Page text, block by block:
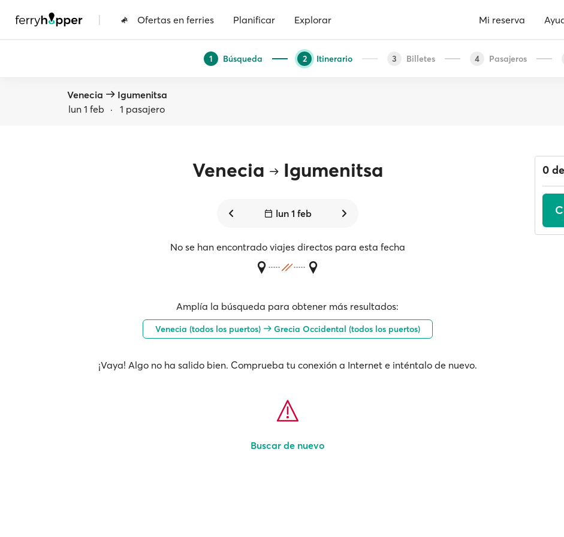
| Ofertas en ferries Planificar Explorar Mi reserva
1 Búsqueda 2 Itinerario 3 Billetes 4 Pasajeros
Venecia
Igumenitsa
lun 1 feb · 1 pasajero
Venecia Igumenitsa
lun 1 feb
No se han encontrado viajes directos para esta fecha
Amplía la búsqueda para obtener más resultados:
Venecia (todos los puertos) Grecia Occidental (todos los puertos)
¡Vaya! Algo no ha salido bien. Comprueba tu conexión a Internet e inténtalo de nuevo.
Buscar de nuevo
0